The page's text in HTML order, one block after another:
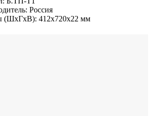
Россия
(ШхГхВ): 412x720x22 мм